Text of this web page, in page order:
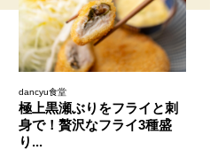
dancyu食堂
極上黒瀬ぶりをフライと刺
身で！贅沢なフライ3種盛
り...